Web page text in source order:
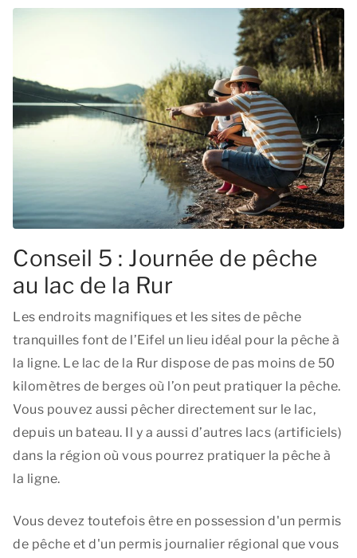
Conseil 5 : Journée de pêche
au lac de la Rur
Les endroits magnifiques et les sites de pêche
tranquilles font de l’Eifel un lieu idéal pour la pêche à
la ligne. Le lac de la Rur dispose de pas moins de 50
kilomètres de berges où l’on peut pratiquer la pêche.
Vous pouvez aussi pêcher directement sur le lac,
depuis un bateau. Il y a aussi d’autres lacs (artificiels)
dans la région où vous pourrez pratiquer la pêche à
la ligne.
Vous devez toutefois être en possession d'un permis
de pêche et d'un permis journalier régional que vous